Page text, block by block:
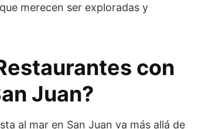
que merecen ser exploradas y
con
Juan?
al mar en San Juan va más allá de